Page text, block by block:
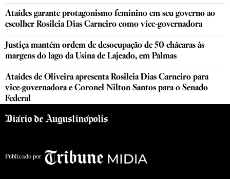
Ataídes garante protagonismo feminino em seu governo ao
escolher Rosileia Dias Carneiro como vice-governadora
Justiça mantém ordem de desocupação de 50 chácaras às
margens do lago da Usina de Lajeado, em Palmas
Ataídes de Oliveira apresenta Rosileia Dias Carneiro para
vice-governadora e Coronel Nilton Santos para o Senado
Federal
Publicado por